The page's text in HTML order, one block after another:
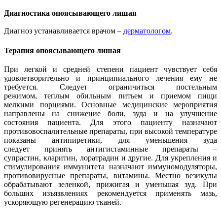
Диагностика опоясывающего лишая
Диагноз устанавливается врачом – дерматологом.
Терапия опоясывающего лишая
При легкой и средней степени пациент чувствует себя
удовлетворительно и принципиального лечения ему не
требуется. Следует ограничиться постельным
режимом, теплым обильным питьем и приемом пищи
мелкими порциями. Основные медицинские мероприятия
направлены на снижение боли, зуда и на улучшение
состояния пациента. Для этого пациенту назначают
противовоспалительные препараты, при высокой температуре
показаны антипиретики, для уменьшения зуда
следует принять антигистаминные препараты –
супрастин, кларитин, лоратрадин и другие. Для укрепления и
стимулирования иммунитета назначают иммуномодуляторы,
противовирусные препараты, витамины. Местно везикулы
обрабатывают зеленкой, прижигая и уменьшая зуд. При
больших изъязвлениях рекомендуется применять мазь,
ускоряющую регенерацию тканей.